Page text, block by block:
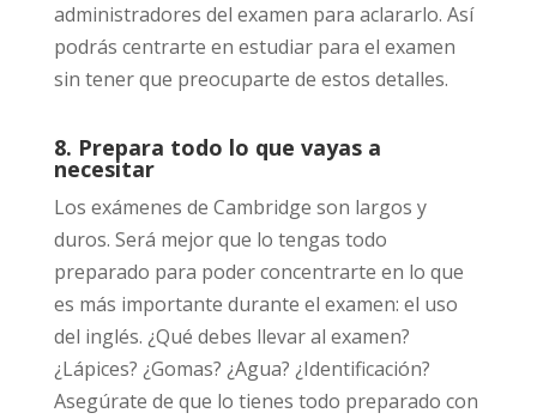
administradores del examen para aclararlo. Así
podrás centrarte en estudiar para el examen
sin tener que preocuparte de estos detalles.
8. Prepara todo lo que vayas a
necesitar
Los exámenes de Cambridge son largos y
duros. Será mejor que lo tengas todo
preparado para poder concentrarte en lo que
es más importante durante el examen: el uso
del inglés. ¿Qué debes llevar al examen?
¿Lápices? ¿Gomas? ¿Agua? ¿Identificación?
Asegúrate de que lo tienes todo preparado con